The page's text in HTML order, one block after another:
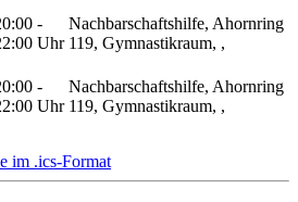
-
Uhr
Nachbarschaftshilfe, Ahornring
119, Gymnastikraum, ,
-
Uhr
Nachbarschaftshilfe, Ahornring
119, Gymnastikraum, ,
im .ics-Format